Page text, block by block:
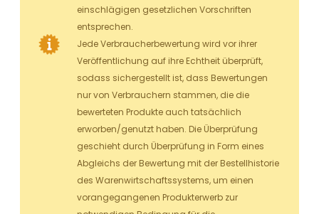
einschlägigen gesetzlichen Vorschriften
entsprechen.
Jede Verbraucherbewertung wird vor ihrer
Veröffentlichung auf ihre Echtheit überprüft,
sodass sichergestellt ist, dass Bewertungen
nur von Verbrauchern stammen, die die
bewerteten Produkte auch tatsächlich
erworben/genutzt haben. Die Überprüfung
geschieht durch Überprüfung in Form eines
Abgleichs der Bewertung mit der Bestellhistorie
des Warenwirtschaftssystems, um einen
vorangegangenen Produkterwerb zur